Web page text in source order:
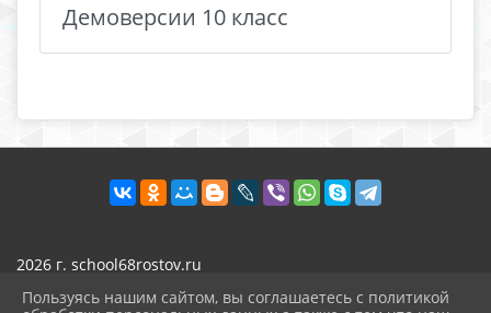
Демоверсии 10 класс
2026 г. school68rostov.ru
Карта сайта
Пользуясь нашим сайтом, вы соглашаетесь с политикой